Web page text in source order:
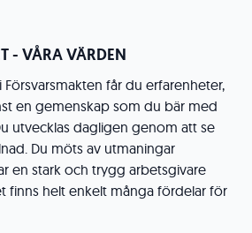
- VÅRA VÄRDEN
får du erfarenheter,
en gemenskap som du bär med
utvecklas dagligen genom att se
Du möts av utmaningar
en stark och trygg arbetsgivare
finns helt enkelt många fördelar för